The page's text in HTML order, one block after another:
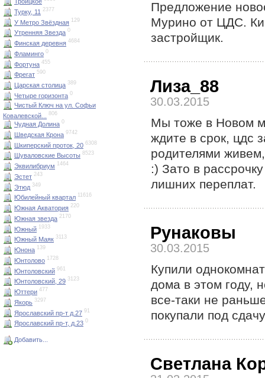
Турку, 11 2377
У Метро Звёздная 129
Утренняя Звезда 0
Финская деревня 4684
Фламинго 0
Фортуна 455
Фрегат 590
Царская столица 389
Четыре горизонта 0
Чистый Ключ на ул. Софьи
Ковалевской...
806
Чудная Долина 0
Шведская Крона 9742
Шкиперский проток, 20 6308
Шуваловские Высоты 8523
Эквилибриум 1464
Эстет 243
Этюд 349
Юбилейный квартал 11616
Южная Акватория 220
Южная звезда 2170
Южный 1933
Южный Маяк 3113
Юнона 139
Юнтолово 1728
Юнтоловский 961
Юнтоловский, 29 3123
Юттери 477
Якорь 3297
Ярославский пр-т д.27 91
Ярославский пр-т, д.23 0
Добавить...
Предложение
Мурино от ЦДС.
застройщик.
Лиза_88
30.03.2015
Мы тоже в Новом
ждите в срок, цдс
родителями
:) Зато в
лишних переплат.
Рунаковы
30.03.2015
Купили
дома в этом году,
все-таки не
покупали под
Светлана